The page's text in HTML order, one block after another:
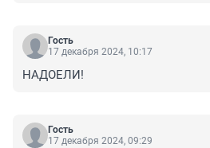
Гость
17 декабря 2024, 10:17
НАДОЕЛИ!
Гость
17 декабря 2024, 09:29